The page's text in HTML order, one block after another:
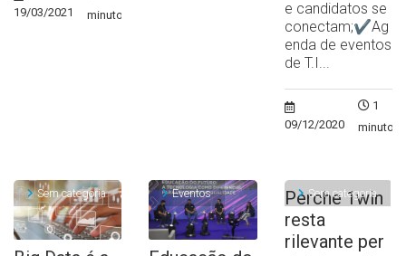
19/03/2021
minuto
e candidatos se
conectam;✔Ag
enda de eventos
de T.I...
09/12/2020
1
minuto
Sem categoria Eventos Sem categoria
Perche 1win
resta
rilevante per